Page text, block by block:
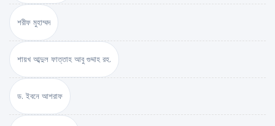
শরীফ মুহাম্মদ
শায়খ আব্দুল ফাত্তাহ আবু গুদ্দাহ রহ.
ড. ইবনে আশরাফ